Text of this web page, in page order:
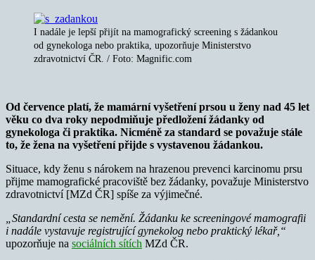
I nadále je lepší přijít na mamografický screening s žádankou
od gynekologa nebo praktika, upozorňuje Ministerstvo
zdravotnictví ČR. / Foto: Magnific.com
Od července platí, že mamární vyšetření prsou u ženy nad 45 let
věku co dva roky nepodmiňuje předložení žádanky od
gynekologa či praktika. Nicméně za standard se považuje stále
to, že žena na vyšetření přijde s vystavenou žádankou.
Situace, kdy ženu s nárokem na hrazenou prevenci karcinomu prsu
přijme mamografické pracoviště bez žádanky, považuje Ministerstvo
zdravotnictví [MZd ČR] spíše za výjimečné.
„Standardní cesta se nemění. Žádanku ke screeningové mamografii
i nadále vystavuje registrující gynekolog nebo praktický lékař,“
upozorňuje na sociálních sítích MZd ČR.